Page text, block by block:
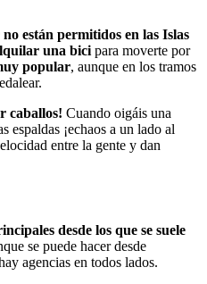
están permitidos en las Islas
una bici para moverte por
popular, aunque en los tramos
caballos! Cuando oigáis una
espaldas ¡echaos a un lado al
entre la gente y dan
desde los que se suele
se puede hacer desde
agencias en todos lados.